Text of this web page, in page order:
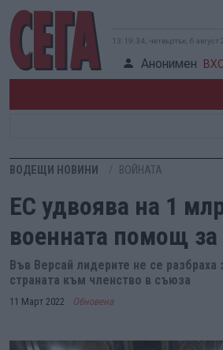
13:19:34, четвъртък, 6 август
Анонимен
ВОДЕЩИ НОВИНИ ВОЙНАТА
ЕС удвоява на 1
военната помощ
Във Версай лидерите не се разбраха
страната към членство в съюза
11 Март 2022 Обновена